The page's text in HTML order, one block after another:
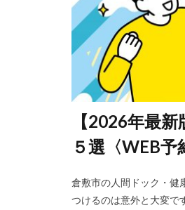
【2026年最
５選〈WEB予
倉敷市の人間ドック・健
つけるのは意外と大変で